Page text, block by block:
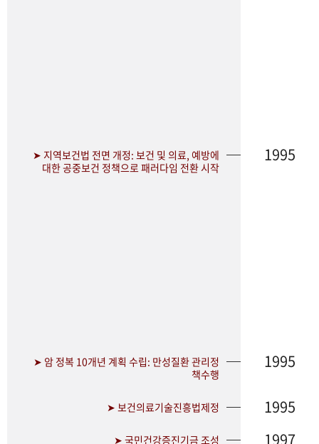
➤ 지역보건법 전면 개정: 보건 및 의료, 예방에
대한 공중보건 정책으로 패러다임 전환 시작
1995
➤ 암 정복 10개년 계획 수립: 만성질환 관리정
책수행
1995
➤ 보건의료기술진흥법제정 1995
➤ 국민건강증진기금 조성 1997